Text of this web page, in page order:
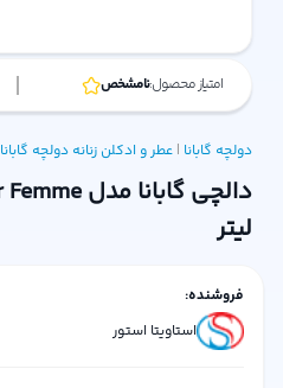
امتیاز محصول:نامشخص
دولچه گابانا | عطر و ادکلن زنانه دولچه گابانا
لیتر
فروشنده:
استاویتا استور